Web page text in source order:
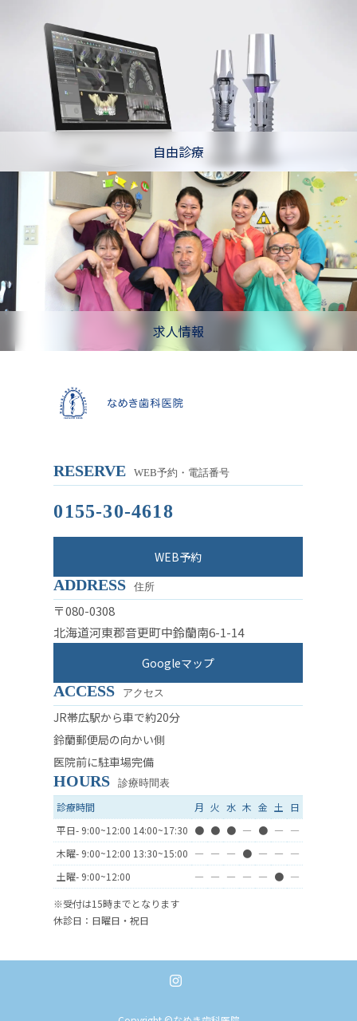
自由診療
求人情報
RESERVE WEB予約・電話番号
0155-30-4618
WEB予約
ADDRESS 住所
〒080-0308
北海道河東郡音更町中鈴蘭南6-1-14
Googleマップ
ACCESS アクセス
JR帯広駅から車で約20分
鈴蘭郵便局の向かい側
医院前に駐車場完備
HOURS 診療時間表
診療時間 月 火 水 木 金 土 日
平日- 9:00~12:00 14:00~17:30 ● ● ● ― ● ― ―
木曜- 9:00~12:00 13:30~15:00 ― ― ― ● ― ― ―
土曜- 9:00~12:00
― ― ― ― ― ● ―
※受付は15時までとなります
休診日：日曜日・祝日